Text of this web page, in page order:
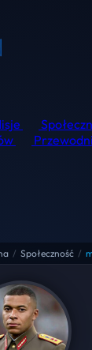
/ Społeczność /